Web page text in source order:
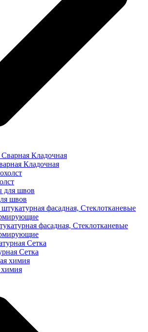
Кладочная
швов
фасадная, Стеклотканевые
Сетка
химия